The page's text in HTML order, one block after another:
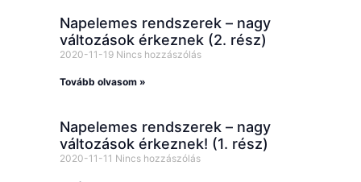
Napelemes rendszerek – nagy
változások érkeznek (2. rész)
2020-11-19 Nincs hozzászólás
Tovább olvasom »
Napelemes rendszerek – nagy
változások érkeznek! (1. rész)
2020-11-11 Nincs hozzászólás